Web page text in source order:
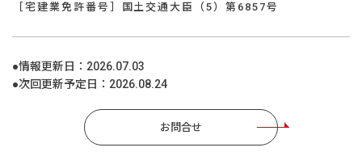
［宅建業免許番号］国土交通大臣（5）第6857号
●情報更新日： 2026.07.03
●次回更新予定日： 2026.08.24
お問合せ